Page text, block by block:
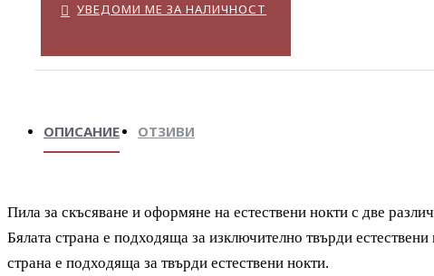
УВЕДОМИ МЕ ЗА НАЛИЧНОСТ
ОПИСАНИЕ ОТЗИВИ
Пила за скъсяване и оформяне на естествени нокти с две
Бялата страна е подходяща за изключително твърди
страна е подходяща за твърди естествени нокти.